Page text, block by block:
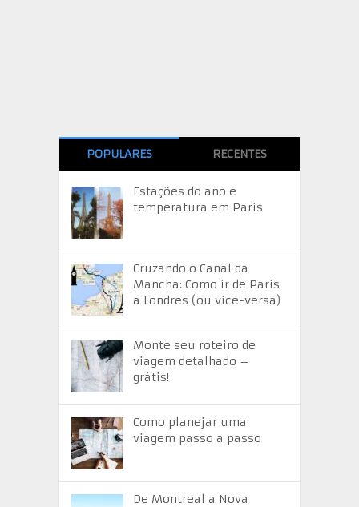
POPULARES RECENTES
Estações do ano e
temperatura em Paris
Cruzando o Canal da
Mancha: Como ir de Paris
a Londres (ou vice-versa)
Monte seu roteiro de
viagem detalhado –
grátis!
Como planejar uma
viagem passo a passo
De Montreal a Nova